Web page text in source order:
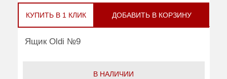
КУПИТЬ В 1 КЛИК ДОБАВИТЬ В КОРЗИНУ
Ящик Oldi №9
В НАЛИЧИИ